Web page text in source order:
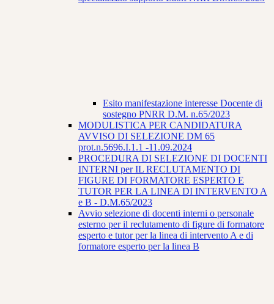
Esito manifestazione interesse Docente di
sostegno PNRR D.M. n.65/2023
MODULISTICA PER CANDIDATURA
AVVISO DI SELEZIONE DM 65
prot.n.5696.I.1.1 -11.09.2024
PROCEDURA DI SELEZIONE DI DOCENTI
INTERNI per IL RECLUTAMENTO DI
FIGURE DI FORMATORE ESPERTO E
TUTOR PER LA LINEA DI INTERVENTO A
e B - D.M.65/2023
Avvio selezione di docenti interni o personale
esterno per il reclutamento di figure di formatore
esperto e tutor per la linea di intervento A e di
formatore esperto per la linea B